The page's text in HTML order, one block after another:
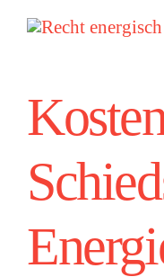
Zum
Inhalt